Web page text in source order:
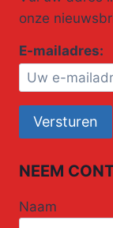
onze
E-mailadres:
NEEM
Naam